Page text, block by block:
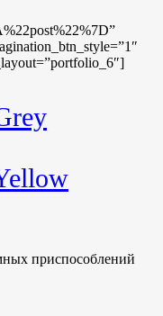
приспособлений